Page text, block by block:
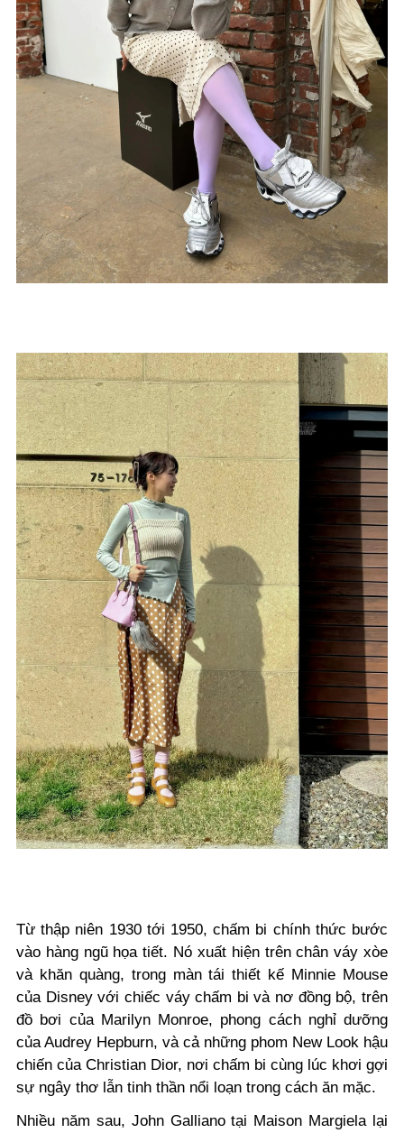
Từ thập niên 1930 tới 1950, chấm bi chính thức bước
vào hàng ngũ họa tiết. Nó xuất hiện trên chân váy xòe
và khăn quàng, trong màn tái thiết kế Minnie Mouse
của Disney với chiếc váy chấm bi và nơ đồng bộ, trên
đồ bơi của Marilyn Monroe, phong cách nghỉ dưỡng
của Audrey Hepburn, và cả những phom New Look hậu
chiến của Christian Dior, nơi chấm bi cùng lúc khơi gợi
sự ngây thơ lẫn tinh thần nổi loạn trong cách ăn mặc.
Nhiều năm sau, John Galliano tại Maison Margiela lại